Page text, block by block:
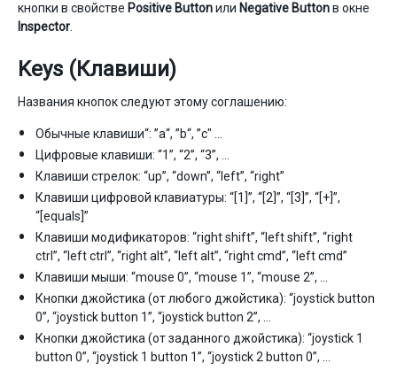
кнопки в свойстве Positive Buttonили Negative Buttonв окне
Inspector.
Keys (Клавиши)
Названия кнопок следуют этому соглашению:
Обычные клавиши“: ”a“, ”b“, ”c" …
Цифровые клавиши: “1”, “2”, “3”, …
Клавиши стрелок: “up”, “down”, “left”, “right”
Клавиши цифровой клавиатуры: “[1]”, “[2]”, “[3]”, “[+]”,
“[equals]”
Клавиши модификаторов: “right shift”, “left shift”, “right
ctrl”, “left ctrl”, “right alt”, “left alt”, “right cmd”, “left cmd”
Клавиши мыши: “mouse 0”, “mouse 1”, “mouse 2”, …
Кнопки джойстика (от любого джойстика): “joystick button
0”, “joystick button 1”, “joystick button 2”, …
Кнопки джойстика (от заданного джойстика): “joystick 1
button 0”, “joystick 1 button 1”, “joystick 2 button 0”, …